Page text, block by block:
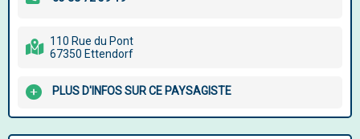
110 Rue du Pont
67350 Ettendorf
PLUS D'INFOS SUR CE PAYSAGISTE